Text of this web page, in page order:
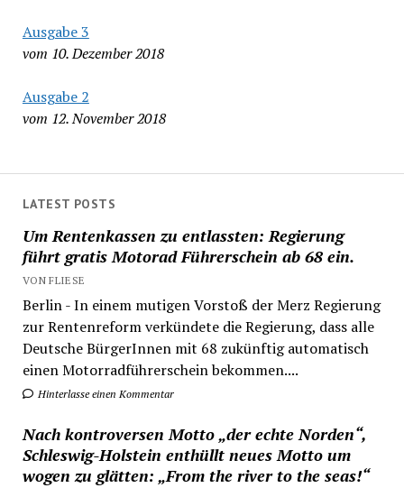
Ausgabe 3
vom 10. Dezember 2018
Ausgabe 2
vom 12. November 2018
LATEST POSTS
Um Rentenkassen zu entlassten: Regierung
führt gratis Motorad Führerschein ab 68 ein.
VON FLIESE
Berlin - In einem mutigen Vorstoß der Merz Regierung
zur Rentenreform verkündete die Regierung, dass alle
Deutsche BürgerInnen mit 68 zukünftig automatisch
einen Motorradführerschein bekommen....
Hinterlasse einen Kommentar
Nach kontroversen Motto „der echte Norden“,
Schleswig-Holstein enthüllt neues Motto um
wogen zu glätten: „From the river to the seas!“